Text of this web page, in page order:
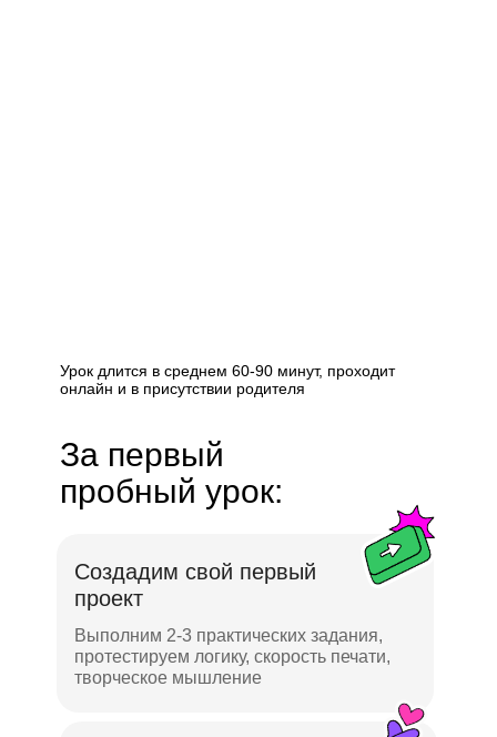
Урок длится в среднем 60-90 минут, проходит
онлайн и в присутствии родителя
За первый
пробный урок:
Создадим свой первый
проект
Выполним 2-3 практических задания,
протестируем логику, скорость печати,
творческое мышление